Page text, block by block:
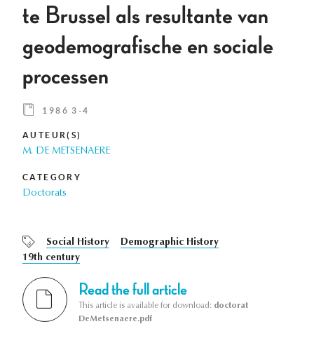
te Brussel als resultante van
geodemografische en sociale
processen
1986 3-4
AUTEUR(S)
M. DE METSENAERE
CATEGORY
Doctorats
Social History
Demographic History
19th century
Read the full article
This article is available for download: doctorat
DeMetsenaere.pdf